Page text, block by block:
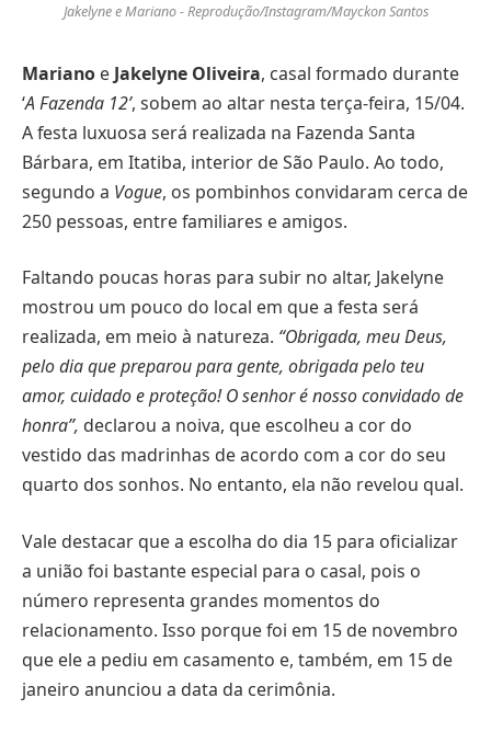
Jakelyne e Mariano - Reprodução/Instagram/Mayckon Santos
Mariano e Jakelyne Oliveira, casal formado durante
‘A Fazenda 12’, sobem ao altar nesta terça-feira, 15/04.
A festa luxuosa será realizada na Fazenda Santa
Bárbara, em Itatiba, interior de São Paulo. Ao todo,
segundo a Vogue, os pombinhos convidaram cerca de
250 pessoas, entre familiares e amigos.
Faltando poucas horas para subir no altar, Jakelyne
mostrou um pouco do local em que a festa será
realizada, em meio à natureza. “Obrigada, meu Deus,
pelo dia que preparou para gente, obrigada pelo teu
amor, cuidado e proteção! O senhor é nosso convidado de
honra”, declarou a noiva, que escolheu a cor do
vestido das madrinhas de acordo com a cor do seu
quarto dos sonhos. No entanto, ela não revelou qual.
Vale destacar que a escolha do dia 15 para oficializar
a união foi bastante especial para o casal, pois o
número representa grandes momentos do
relacionamento. Isso porque foi em 15 de novembro
que ele a pediu em casamento e, também, em 15 de
janeiro anunciou a data da cerimônia.